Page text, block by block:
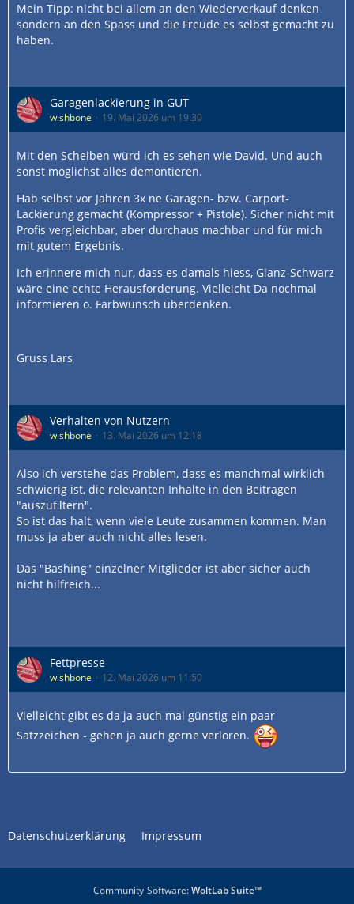
Mein Tipp: nicht bei allem an den Wiederverkauf denken
sondern an den Spass und die Freude es selbst gemacht zu
haben.
Garagenlackierung in GUT
wishbone 19. Mai 2026 um 19:30
Mit den Scheiben würd ich es sehen wie David. Und auch
sonst möglichst alles demontieren.
Hab selbst vor Jahren 3x ne Garagen- bzw. Carport-
Lackierung gemacht (Kompressor + Pistole). Sicher nicht mit
Profis vergleichbar, aber durchaus machbar und für mich
mit gutem Ergebnis.
Ich erinnere mich nur, dass es damals hiess, Glanz-Schwarz
wäre eine echte Herausforderung. Vielleicht Da nochmal
informieren o. Farbwunsch überdenken.
Gruss Lars
Verhalten von Nutzern
wishbone 13. Mai 2026 um 12:18
Also ich verstehe das Problem, dass es manchmal wirklich
schwierig ist, die relevanten Inhalte in den Beitragen
"auszufiltern".
So ist das halt, wenn viele Leute zusammen kommen. Man
muss ja aber auch nicht alles lesen.
Das "Bashing" einzelner Mitglieder ist aber sicher auch
nicht hilfreich...
Fettpresse
wishbone 12. Mai 2026 um 11:50
Vielleicht gibt es da ja auch mal günstig ein paar
Satzzeichen - gehen ja auch gerne verloren.
Datenschutzerklärung Impressum
Community-Software:WoltLab Suite™